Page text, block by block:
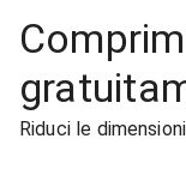
Riduci le